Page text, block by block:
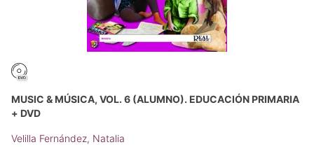
MUSIC & MÚSICA, VOL. 6 (ALUMNO). EDUCACIÓN PRIMARIA
+ DVD
Velilla Fernández, Natalia